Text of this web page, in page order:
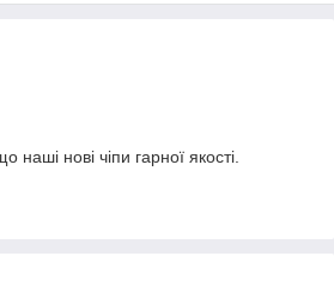
нові чіпи гарної якості.